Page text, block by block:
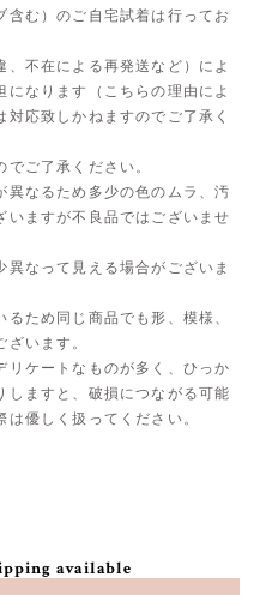
含む）のご自宅試着は行ってお
、不在による再発送など）によ
なります（こちらの理由によ
応致しかねますのでご了承く
でご了承ください。
異なるため多少の色のムラ、汚
いますが不良品ではございませ
異なって見える場合がございま
ため同じ商品でも形、模様、
います。
リケートなものが多く、ひっか
しますと、破損につながる可能
優しく扱ってください。
available